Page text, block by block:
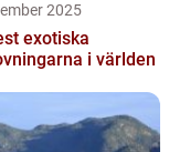
2025
exotiska
i världen